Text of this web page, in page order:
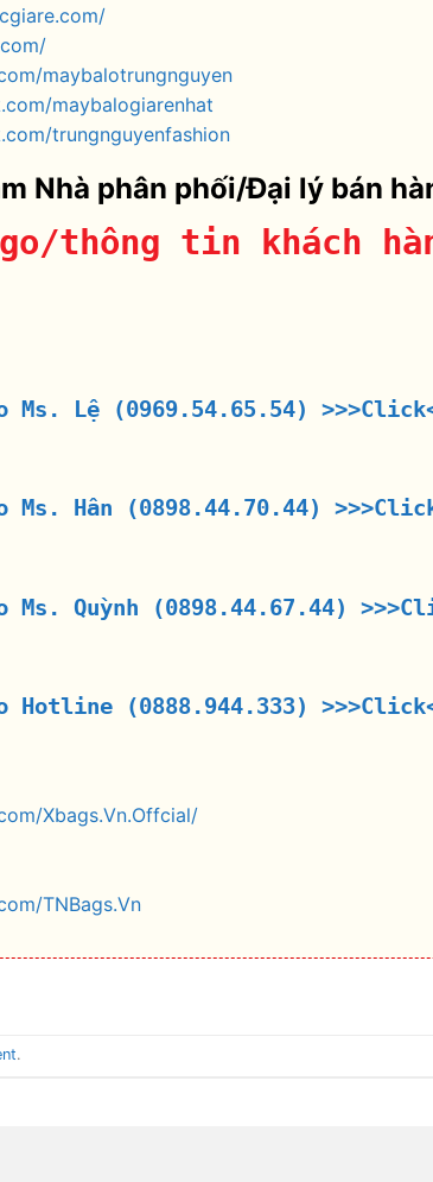
maybalotrungnguyen
maybalogiarenhat
trungnguyenfashion
Nhà phân phối/Đại lý bán
thông tin khách
Ms. Lệ (0969.54.65.54)
Ms. Hân (0898.44.70.44)
Ms. Quỳnh (0898.44.67.44)
Hotline (0888.944.333)
Xbags.Vn.Offcial/
TNBags.Vn
.